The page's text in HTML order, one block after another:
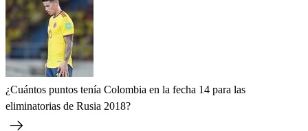
¿Cuántos puntos tenía Colombia en la fecha 14 para las
eliminatorias de Rusia 2018?